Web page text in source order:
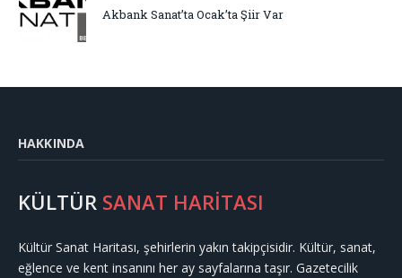
Akbank Sanat’ta Ocak’ta Şiir Var
HAKKINDA
KÜLTÜR SANAT HARİTASI
Kültür Sanat Haritası, şehirlerin yakın takipçisidir. Kültür, sanat,
eğlence ve kent insanını her ay sayfalarına taşır. Gazetecilik